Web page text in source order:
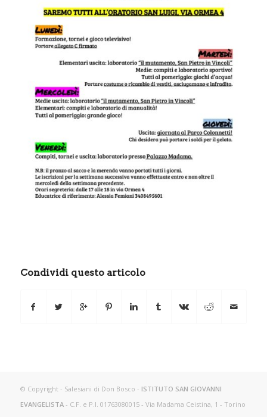
Condividi questo articolo
© Copyright - Salesiani di Don Bosco - ISTITUTO SAN GIOVANNI
EVANGELISTA- C.F. e P.I. 01763080015 - Via Madama Ceistina, 1 - Torino